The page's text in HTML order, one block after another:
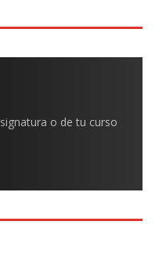
o de tu curso